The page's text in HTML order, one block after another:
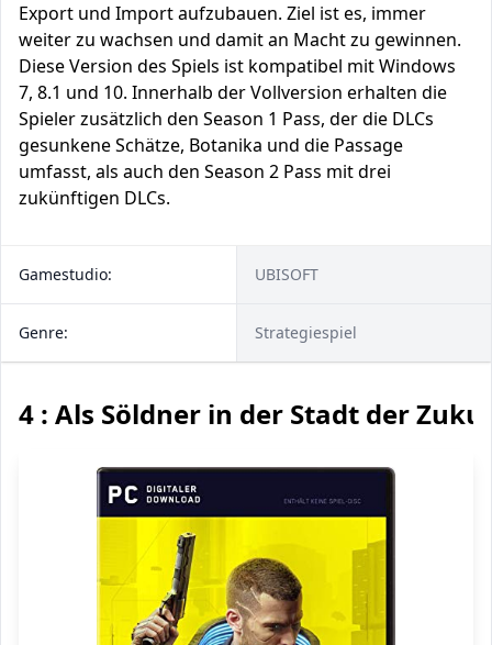
Export und Import aufzubauen. Ziel ist es, immer
weiter zu wachsen und damit an Macht zu gewinnen.
Diese Version des Spiels ist kompatibel mit Windows
7, 8.1 und 10. Innerhalb der Vollversion erhalten die
Spieler zusätzlich den Season 1 Pass, der die DLCs
gesunkene Schätze, Botanika und die Passage
umfasst, als auch den Season 2 Pass mit drei
zukünftigen DLCs.
Gamestudio: UBISOFT
Genre: Strategiespiel
4 : Als Söldner in der Stadt der